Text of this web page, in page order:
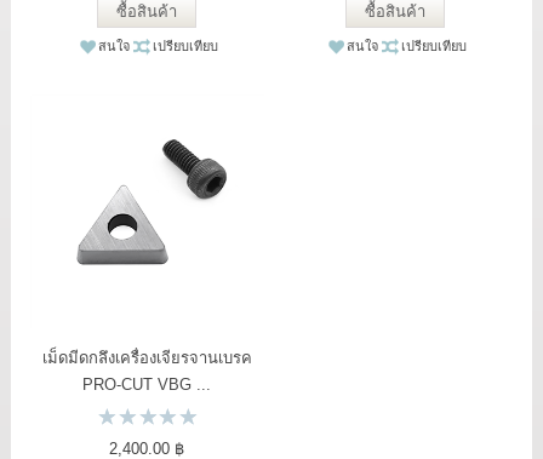
ซื้อสินค้า
สนใจ เปรียบเทียบ
ซื้อสินค้า
สนใจ เปรียบเทียบ
เม็ดมีดกลึงเครื่องเจียรจานเบรค
PRO-CUT VBG ...
2,400.00 ฿